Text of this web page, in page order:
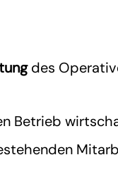
des
Betrieb